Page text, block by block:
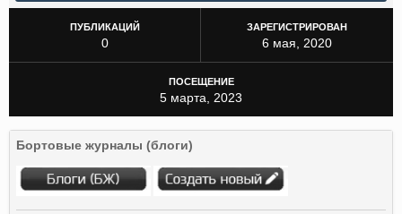
ПУБЛИКАЦИЙ
0
ЗАРЕГИСТРИРОВАН
6 мая, 2020
ПОСЕЩЕНИЕ
5 марта, 2023
Бортовые журналы (блоги)